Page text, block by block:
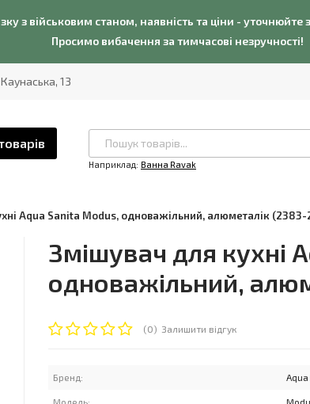
з військовим станом, наявність та ціни - уточнюйте
Просимо вибачення за тимчасові незручності!
13
Наприклад: Ванна Ravak
Aqua Sanita Modus, одноважільний, алюметалік
Змішувач для кухні
одноважільний,
(0) Залишити відгук
Бренд:
Модель: